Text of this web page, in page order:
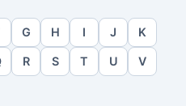
G H I J K
R S T U V